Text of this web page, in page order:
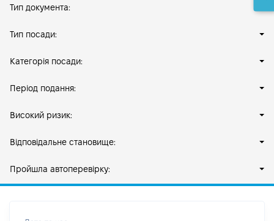
Тип документа:
Тип посади:
Категорія посади:
Період подання:
Високий ризик:
Відповідальне становище:
Пройшла автоперевірку: